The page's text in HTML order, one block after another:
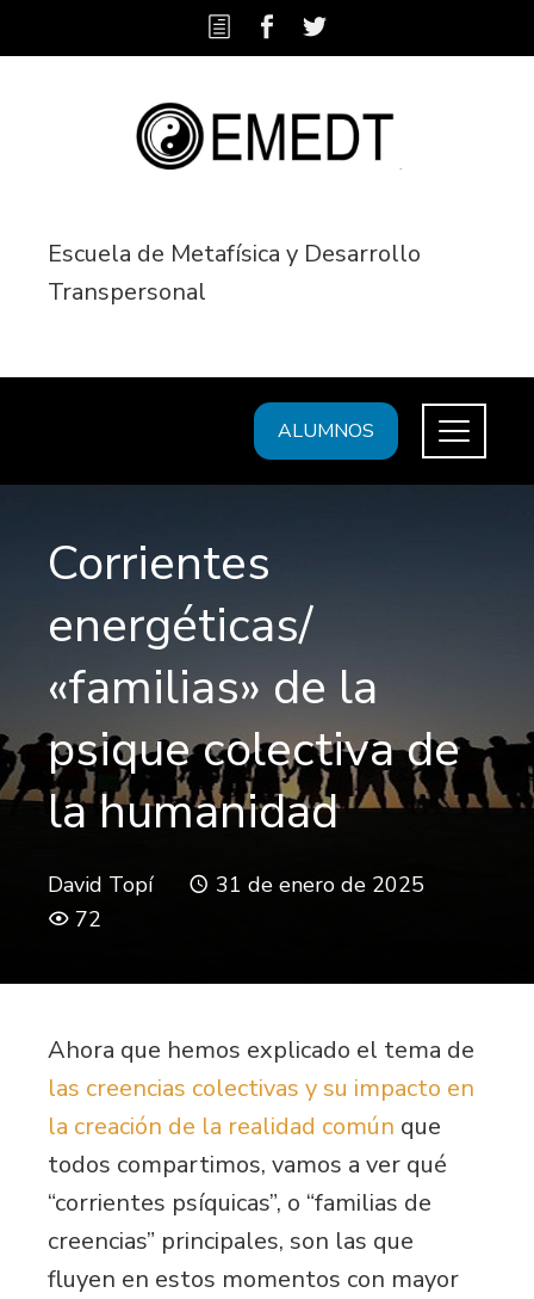
Escuela de Metafísica y Desarrollo
Transpersonal
ALUMNOS
Corrientes
energéticas/
«familias» de la
psique colectiva de
la humanidad
David Topí
31 de enero de 2025
72
Ahora que hemos explicado el tema de
las creencias colectivas y su impacto en
la creación de la realidad común que
todos compartimos, vamos a ver qué
“corrientes psíquicas”, o “familias de
creencias” principales, son las que
fluyen en estos momentos con mayor